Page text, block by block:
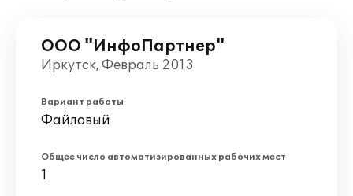
ООО "ИнфоПартнер"
Иркутск, Февраль 2013
Вариант работы
Файловый
Общее число автоматизированных рабочих мест
1